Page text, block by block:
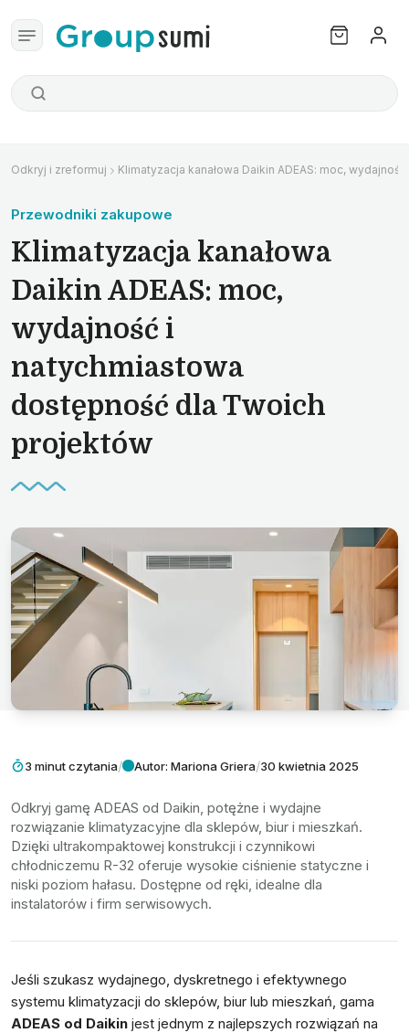
Odkryj i zreformuj Klimatyzacja kanałowa Daikin ADEAS: moc,
Przewodniki zakupowe
Klimatyzacja kanałowa
Daikin ADEAS: moc,
wydajność i
natychmiastowa
dostępność dla Twoich
projektów
3 minut czytania/ Autor: Mariona Griera/30 kwietnia 2025
Odkryj gamę ADEAS od Daikin, potężne i wydajne
rozwiązanie klimatyzacyjne dla sklepów, biur i mieszkań.
Dzięki ultrakompaktowej konstrukcji i czynnikowi
chłodniczemu R-32 oferuje wysokie ciśnienie statyczne i
niski poziom hałasu. Dostępne od ręki, idealne dla
instalatorów i firm serwisowych.
Jeśli szukasz wydajnego, dyskretnego i efektywnego
systemu klimatyzacji do sklepów, biur lub mieszkań, gama
ADEAS od Daikin jest jednym z najlepszych rozwiązań na